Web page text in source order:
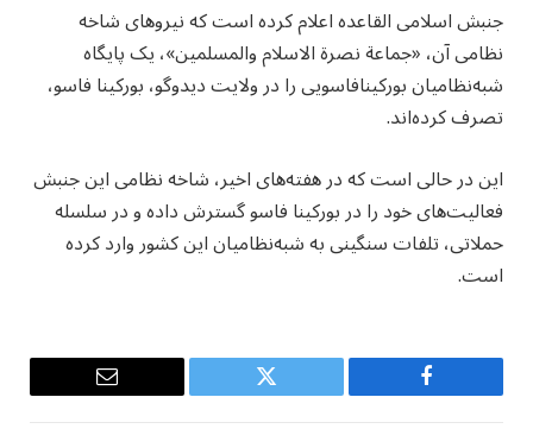
جنبش اسلامی القاعده اعلام کرده است که نیروهای شاخه
نظامی آن، «جماعة نصرة الاسلام والمسلمین»، یک پایگاه
شبه‌نظامیان بورکینافاسویی را در ولایت دیدوگو، بورکینا فاسو،
تصرف کرده‌اند.
این در حالی است که در هفته‌های اخیر، شاخه نظامی این جنبش
فعالیت‌های خود را در بورکینا فاسو گسترش داده و در سلسله
حملاتی، تلفات سنگینی به شبه‌نظامیان این کشور وارد کرده
است.
Facebook
Twitter
Email